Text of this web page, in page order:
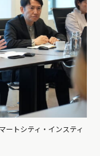
ートシティ・インスティ